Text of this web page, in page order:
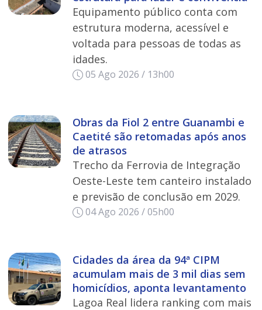
Equipamento público conta com
estrutura moderna, acessível e
voltada para pessoas de todas as
idades.
05 Ago 2026 / 13h00
Obras da Fiol 2 entre Guanambi e
Caetité são retomadas após anos
de atrasos
Trecho da Ferrovia de Integração
Oeste-Leste tem canteiro instalado
e previsão de conclusão em 2029.
04 Ago 2026 / 05h00
Cidades da área da 94ª CIPM
acumulam mais de 3 mil dias sem
homicídios, aponta levantamento
Lagoa Real lidera ranking com mais